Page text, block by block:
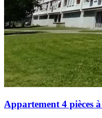
Appartement 4 pièces